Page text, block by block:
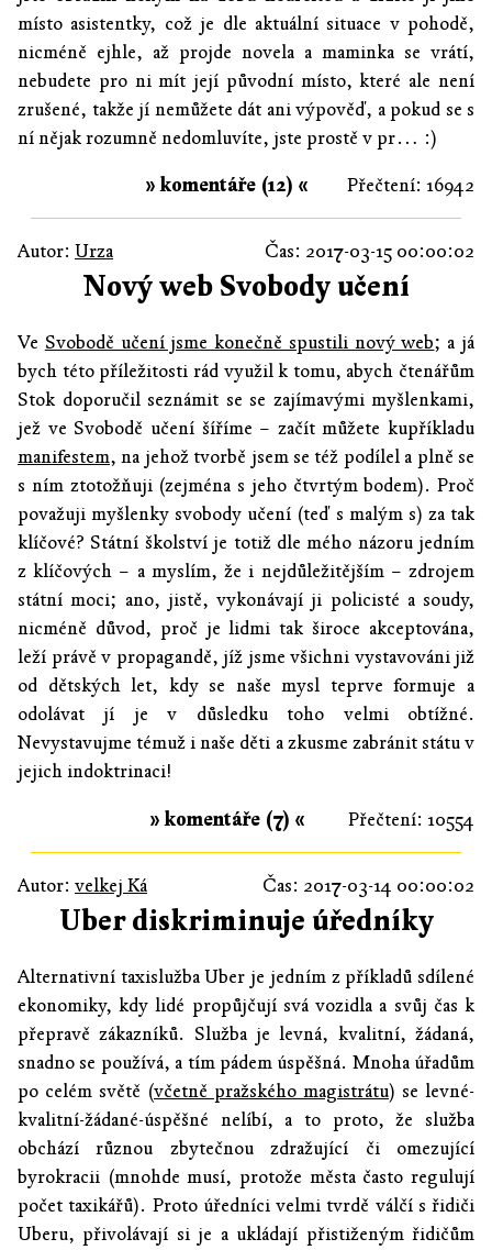
místo asistentky, což je dle aktuální situace v pohodě,
nicméně ejhle, až projde novela a maminka se vrátí,
nebudete pro ni mít její původní místo, které ale není
zrušené, takže jí nemůžete dát ani výpověď, a pokud se s
ní nějak rozumně nedomluvíte, jste prostě v pr… :)
Přečtení: 16942
» komentáře (12) «
Autor: Urza Čas: 2017-03-15 00:00:02
Nový web Svobody učení
Ve Svobodě učení jsme konečně spustili nový web; a já
bych této příležitosti rád využil k tomu, abych čtenářům
Stok doporučil seznámit se se zajímavými myšlenkami,
jež ve Svobodě učení šíříme – začít můžete kupříkladu
manifestem, na jehož tvorbě jsem se též podílel a plně se
s ním ztotožňuji (zejména s jeho čtvrtým bodem). Proč
považuji myšlenky svobody učení (teď s malým s) za tak
klíčové? Státní školství je totiž dle mého názoru jedním
z klíčových – a myslím, že i nejdůležitějším – zdrojem
státní moci; ano, jistě, vykonávají ji policisté a soudy,
nicméně důvod, proč je lidmi tak široce akceptována,
leží právě v propagandě, jíž jsme všichni vystavováni již
od dětských let, kdy se naše mysl teprve formuje a
odolávat jí je v důsledku toho velmi obtížné.
Nevystavujme témuž i naše děti a zkusme zabránit státu v
jejich indoktrinaci!
Přečtení: 10554
» komentáře (7) «
Autor: velkej Ká Čas: 2017-03-14 00:00:02
Uber diskriminuje úředníky
Alternativní taxislužba Uber je jedním z příkladů sdílené
ekonomiky, kdy lidé propůjčují svá vozidla a svůj čas k
přepravě zákazníků. Služba je levná, kvalitní, žádaná,
snadno se používá, a tím pádem úspěšná. Mnoha úřadům
po celém světě (včetně pražského magistrátu) se levné-
kvalitní-žádané-úspěšné nelíbí, a to proto, že služba
obchází různou zbytečnou zdražující či omezující
byrokracii (mnohde musí, protože města často regulují
počet taxikářů). Proto úředníci velmi tvrdě válčí s řidiči
Uberu, přivolávají si je a ukládají přistiženým řidičům